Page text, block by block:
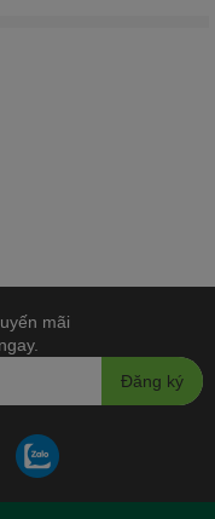
mãi
Đăng ký